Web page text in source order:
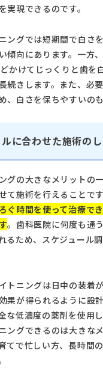
実現できるのです。
ングでは短期間で白さ
傾向にあります。一方
かけてじっくりと歯を
続きします。また、必
、白さを保ちやすいのも
に合わせた施術の
グの大きなメリットの
て施術を行えることです
ぐ時間を使って治療で
。歯科医院に何度も通
るため、スケジュール
トニングは日中の装着
果が得られるように設
な低濃度の薬剤を使用
ングできるのは大きな
てで忙しい方、長時間